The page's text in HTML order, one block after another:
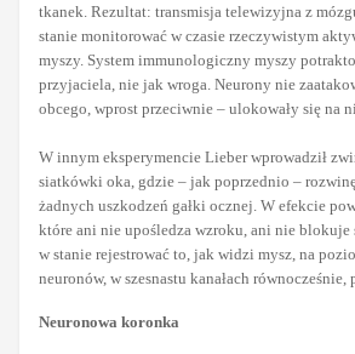
tkanek. Rezultat: transmisja telewizyjna z
stanie monitorować w czasie rzeczywistym
myszy. System immunologiczny myszy
przyjaciela, nie jak wroga. Neurony nie
obcego, wprost przeciwnie – ulokowały się na
W innym eksperymencie Lieber wprowadził
siatkówki oka, gdzie – jak poprzednio –
żadnych uszkodzeń gałki ocznej. W efekcie
które ani nie upośledza wzroku, ani nie blokuje
w stanie rejestrować to, jak widzi mysz, na
neuronów, w szesnastu kanałach równocześnie,
Neuronowa koronka